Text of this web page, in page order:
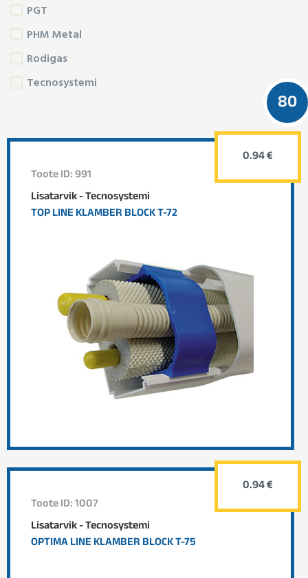
PGT
PHM Metal
Rodigas
Tecnosystemi
80
Toote ID: 991
Lisatarvik - Tecnosystemi
TOP LINE KLAMBER BLOCK T-72
0.94 €
Toote ID: 1007
Lisatarvik - Tecnosystemi
OPTIMA LINE KLAMBER BLOCK T-75
0.94 €